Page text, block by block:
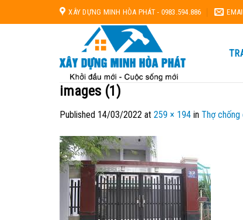
to
XÂY DỰNG MINH HÒA PHÁT - 0983.594.886 EMAIL
images (1)
Published 14/03/2022 at 259 × 194 in Thợ chống